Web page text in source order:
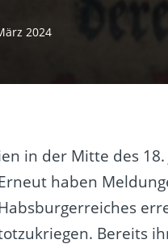
2024
in der Mitte des
haben
Bereits